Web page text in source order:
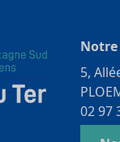
Notre
5,
02 97